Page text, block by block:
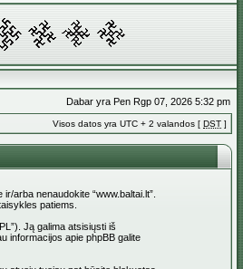
Dabar yra Pen Rgp 07, 2026 5:32 pm
Visos datos yra UTC + 2 valandos [ DST ]
arba nenaudokite “www.baltai.lt”.
patiems.
Ją galima atsisiųsti iš
informacijos apie phpBB galite